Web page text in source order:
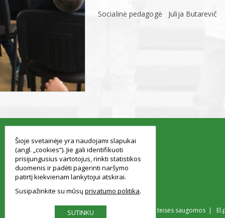
Socialinė pedagogė Julija Butarevič
© Vilniaus Simono Konarskio gimnazija Visos teisės saugomos |
Šioje svetainėje yra naudojami slapukai
(angl. „cookies“). Jie gali identifikuoti
prisijungusius vartotojus, rinkti statistikos
duomenis ir padėti pagerinti naršymo
patirtį kiekvienam lankytojui atskirai.
Susipažinkite su mūsų privatumo politika
SUTINKU